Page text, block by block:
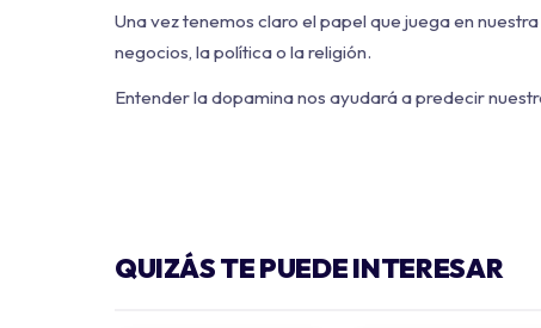
Una vez tenemos claro el papel que juega en
negocios, la política o la religión.
Entender la dopamina nos ayudará a predecir
QUIZÁS TE PUEDE INTERESAR